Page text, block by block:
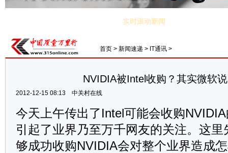
实时滚动新闻
”清纯程度不亚于“奶茶妹妹”。 ·北京交通专项整治动真格 19名行人
首页 > 新闻速递 > IT通讯 >
NVIDIA被Intel收购？其实微软
2012-12-15 08:13 中关村在线
今天上午传出了Intel可能会收购
引起了业界乃至万千网友的关注。这
够成功收购NVIDIA会对整个业界造成